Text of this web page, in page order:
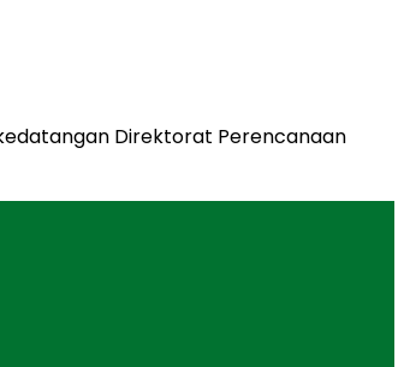
Direktorat Perencanaan